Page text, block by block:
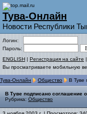
Тува-Онлайн
Новости Республики
Логин:
Пароль:
ENGLISH | Регистрация на сайте |
Вы просматриваете мобильную
Тува-Онлайн Общество В Туве
В Туве подписано соглашение
Рубрика: Общество